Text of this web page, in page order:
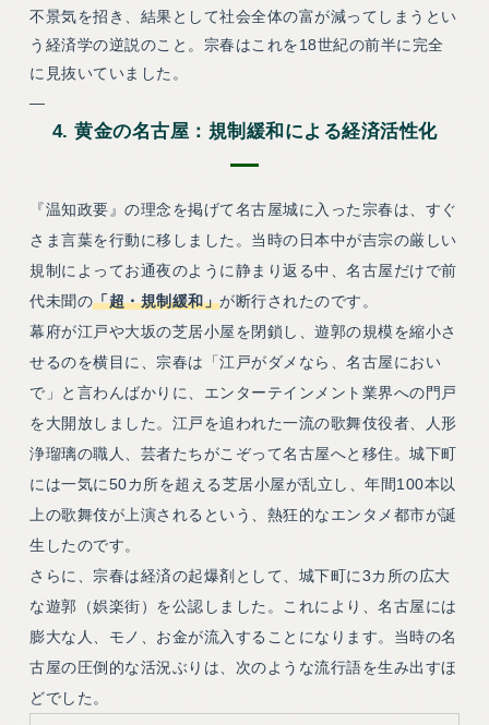
不景気を招き、結果として社会全体の富が減ってしまうとい
う経済学の逆説のこと。宗春はこれを18世紀の前半に完全
に見抜いていました。
—
4. 黄金の名古屋：規制緩和による経済活性化
『温知政要』の理念を掲げて名古屋城に入った宗春は、すぐ
さま言葉を行動に移しました。当時の日本中が吉宗の厳しい
規制によってお通夜のように静まり返る中、名古屋だけで前
代未聞の「超・規制緩和」が断行されたのです。
幕府が江戸や大坂の芝居小屋を閉鎖し、遊郭の規模を縮小さ
せるのを横目に、宗春は「江戸がダメなら、名古屋におい
で」と言わんばかりに、エンターテインメント業界への門戸
を大開放しました。江戸を追われた一流の歌舞伎役者、人形
浄瑠璃の職人、芸者たちがこぞって名古屋へと移住。城下町
には一気に50カ所を超える芝居小屋が乱立し、年間100本以
上の歌舞伎が上演されるという、熱狂的なエンタメ都市が誕
生したのです。
さらに、宗春は経済の起爆剤として、城下町に3カ所の広大
な遊郭（娯楽街）を公認しました。これにより、名古屋には
膨大な人、モノ、お金が流入することになります。当時の名
古屋の圧倒的な活況ぶりは、次のような流行語を生み出すほ
どでした。